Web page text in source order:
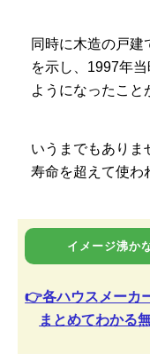
同時に木造の戸建
を示し、1997年
ようになったこと
いうまでもありま
寿命を超えて使わ
イメージ沸か
👉各ハウスメーカ
まとめてわかる